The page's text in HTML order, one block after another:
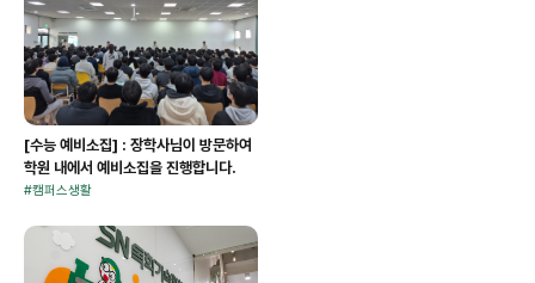
[수능 예비소집] : 장학사님이 방문하여
학원 내에서 예비소집을 진행합니다.
#캠퍼스생활